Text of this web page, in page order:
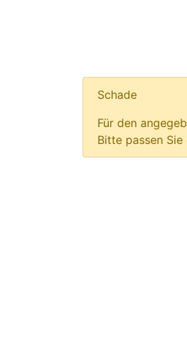
Schade
Für den
Bitte passen